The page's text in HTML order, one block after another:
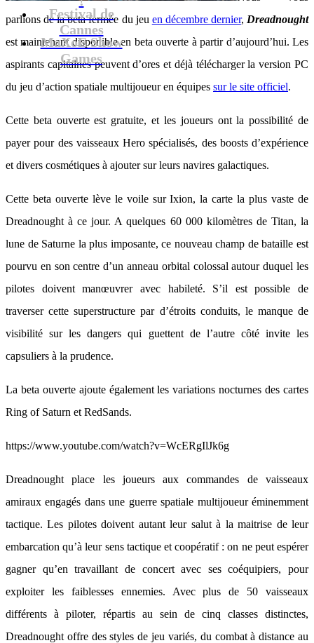
Festival de
Cannes
MaXoE Show
Games
parlions de la beta fermée du jeu en décembre dernier, Dreadnought
est maintenant disponible en beta ouverte à partir d’aujourd’hui. Les
aspirants capitaines peuvent d’ores et déjà télécharger la version PC
du jeu d’action spatiale multijoueur en équipes sur le site officiel.
Cette beta ouverte est gratuite, et les joueurs ont la possibilité de
payer pour des vaisseaux Hero spécialisés, des boosts d’expérience
et divers cosmétiques à ajouter sur leurs navires galactiques.
Cette beta ouverte lève le voile sur Ixion, la carte la plus vaste de
Dreadnought à ce jour. A quelques 60 000 kilomètres de Titan, la
lune de Saturne la plus imposante, ce nouveau champ de bataille est
pourvu en son centre d’un anneau orbital colossal autour duquel les
pilotes doivent manœuvrer avec habileté. S’il est possible de
traverser cette superstructure par d’étroits conduits, le manque de
visibilité sur les dangers qui guettent de l’autre côté invite les
capsuliers à la prudence.
La beta ouverte ajoute également les variations nocturnes des cartes
Ring of Saturn et RedSands.
https://www.youtube.com/watch?v=WcERgIlJk6g
Dreadnought place les joueurs aux commandes de vaisseaux
amiraux engagés dans une guerre spatiale multijoueur éminemment
tactique. Les pilotes doivent autant leur salut à la maitrise de leur
embarcation qu’à leur sens tactique et coopératif : on ne peut espérer
gagner qu’en travaillant de concert avec ses coéquipiers, pour
exploiter les faiblesses ennemies. Avec plus de 50 vaisseaux
différents à piloter, répartis au sein de cinq classes distinctes,
Dreadnought offre des styles de jeu variés, du combat à distance au